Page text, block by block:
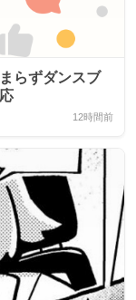
らずダンスブ
12時間前